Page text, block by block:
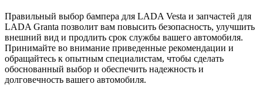
Правильный выбор бампера для LADA Vesta и запчастей для
LADA Granta позволит вам повысить безопасность, улучшить
внешний вид и продлить срок службы вашего автомобиля.
Принимайте во внимание приведенные рекомендации и
обращайтесь к опытным специалистам, чтобы сделать
обоснованный выбор и обеспечить надежность и
долговечность вашего автомобиля.